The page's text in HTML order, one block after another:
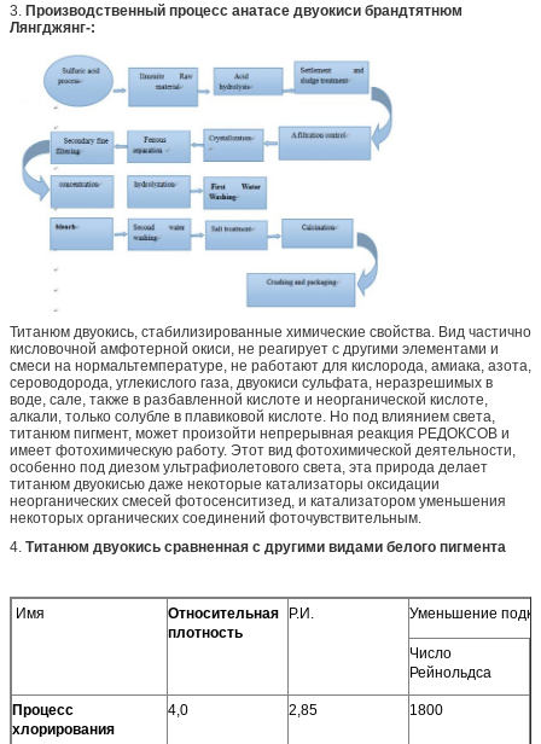
3. Производственный процесс анатасе двуокиси брандтятнюм
Лянгджянг-:
Титанюм двуокись, стабилизированные химические свойства. Вид частично
кисловочной амфотерной окиси, не реагирует с другими элементами и
смеси на нормальтемпературе, не работают для кислорода, амиака, азота,
сероводорода, углекислого газа, двуокиси сульфата, неразрешимых в
воде, сале, также в разбавленной кислоте и неорганической кислоте,
алкали, только солубле в плавиковой кислоте. Но под влиянием света,
титанюм пигмент, может произойти непрерывная реакция РЕДОКСОВ и
имеет фотохимическую работу. Этот вид фотохимической деятельности,
особенно под диезом ультрафиолетового света, эта природа делает
титанюм двуокисью даже некоторые катализаторы оксидации
неорганических смесей фотосенситизед, и катализатором уменьшения
некоторых органических соединений фоточувствительным.
4. Титанюм двуокись сравненная с другими видами белого пигмента
Имя
Относительная
плотность
Р.И. Уменьшение
Число
Рейнольдса
Процесс
хлорирования
4,0 2,85 1800